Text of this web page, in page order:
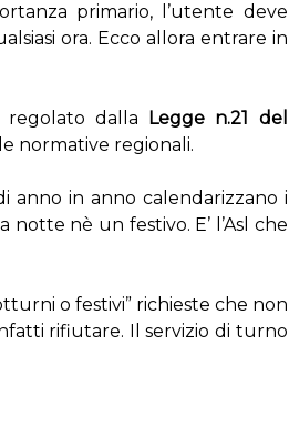
primario, l’utente deve
ora. Ecco allora entrare in
dalla Legge n.21 del
normative regionali.
anno in anno calendarizzano i
nè un festivo. E’ l’Asl che
o festivi” richieste che non
rifiutare. Il servizio di turno